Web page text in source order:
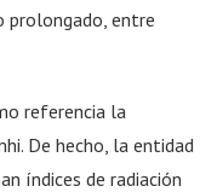
prolongado, entre
referencia la
De hecho, la entidad
índices de radiación